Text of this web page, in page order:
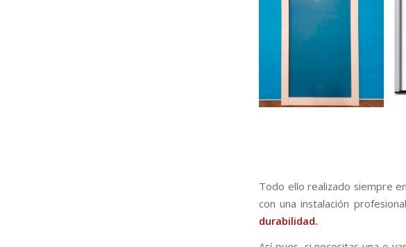
Todo ello realizado siempre
con una instalación
durabilidad.